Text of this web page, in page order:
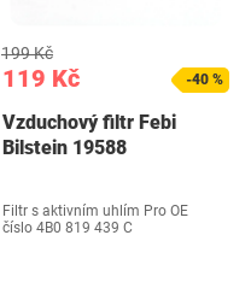
119 Kč
199 Kč
-40 %
Vzduchový filtr Febi
Bilstein 19588
Filtr s aktivním uhlím Pro OE
číslo 4B0 819 439 C